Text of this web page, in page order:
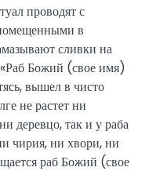
проводят с
в
сливки на
Божий (свое имя)
вышел в чисто
не растет ни
деревцо, так и у раба
чирия, ни хвори, ни
раб Божий (свое